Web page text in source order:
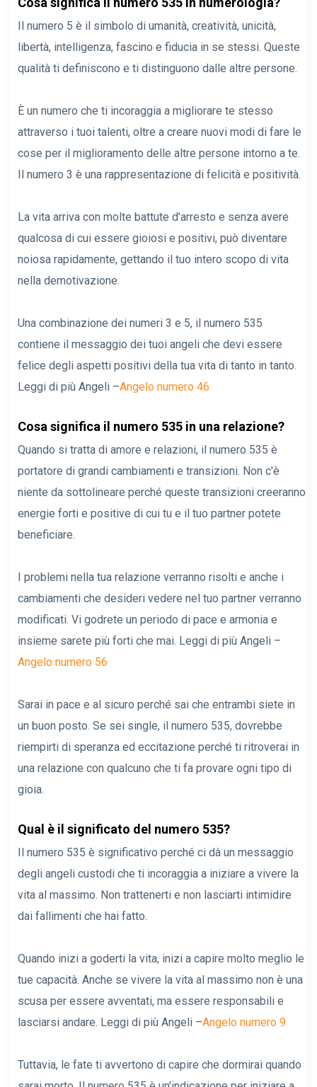
Il numero 5 è il simbolo di umanità, creatività, unicità,
libertà, intelligenza, fascino e fiducia in se stessi. Queste
qualità ti definiscono e ti distinguono dalle altre persone.
È un numero che ti incoraggia a migliorare te stesso
attraverso i tuoi talenti, oltre a creare nuovi modi di fare le
cose per il miglioramento delle altre persone intorno a te.
Il numero 3 è una rappresentazione di felicità e positività.
La vita arriva con molte battute d'arresto e senza avere
qualcosa di cui essere gioiosi e positivi, può diventare
noiosa rapidamente, gettando il tuo intero scopo di vita
nella demotivazione.
Una combinazione dei numeri 3 e 5, il numero 535
contiene il messaggio dei tuoi angeli che devi essere
felice degli aspetti positivi della tua vita di tanto in tanto.
Leggi di più Angeli –Angelo numero 46
Cosa significa il numero 535 in una relazione?
Quando si tratta di amore e relazioni, il numero 535 è
portatore di grandi cambiamenti e transizioni. Non c'è
niente da sottolineare perché queste transizioni creeranno
energie forti e positive di cui tu e il tuo partner potete
beneficiare.
I problemi nella tua relazione verranno risolti e anche i
cambiamenti che desideri vedere nel tuo partner verranno
modificati. Vi godrete un periodo di pace e armonia e
insieme sarete più forti che mai. Leggi di più Angeli –
Angelo numero 56
Sarai in pace e al sicuro perché sai che entrambi siete in
un buon posto. Se sei single, il numero 535, dovrebbe
riempirti di speranza ed eccitazione perché ti ritroverai in
una relazione con qualcuno che ti fa provare ogni tipo di
gioia.
Qual è il significato del numero 535?
Il numero 535 è significativo perché ci dà un messaggio
degli angeli custodi che ti incoraggia a iniziare a vivere la
vita al massimo. Non trattenerti e non lasciarti intimidire
dai fallimenti che hai fatto.
Quando inizi a goderti la vita, inizi a capire molto meglio le
tue capacità. Anche se vivere la vita al massimo non è una
scusa per essere avventati, ma essere responsabili e
lasciarsi andare. Leggi di più Angeli –Angelo numero 9
Tuttavia, le fate ti avvertono di capire che dormirai quando